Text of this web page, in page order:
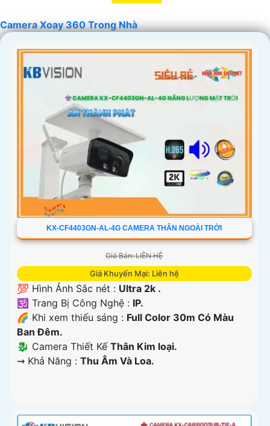
Camera Xoay 360 Trong Nhà
KX-CF4403GN-AL-4G CAMERA THÂN NGOÀI TRỜI
Giá Bán: LIÊN HỆ
Giá Khuyến Mại: Liên hệ
💯 Hình Ảnh Sắc nét : Ultra 2k .
🕉️ Trang Bị Công Nghệ : IP.
🌈 Khi xem thiếu sáng : Full Color 30m Có Màu
Ban Ðêm.
🐉️ Camera Thiết Kế Thân Kim loại.
️⇝ Khả Năng : Thu Âm Và Loa.